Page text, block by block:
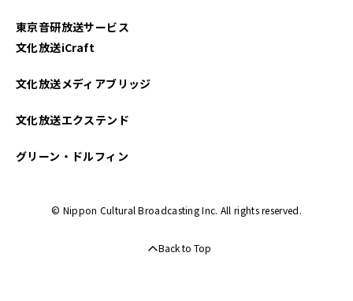
東京音研放送サービス
文化放送iCraft
文化放送メディアブリッジ
文化放送エクステンド
グリーン・ドルフィン
© Nippon Cultural Broadcasting Inc. All rights reserved.
Back to Top